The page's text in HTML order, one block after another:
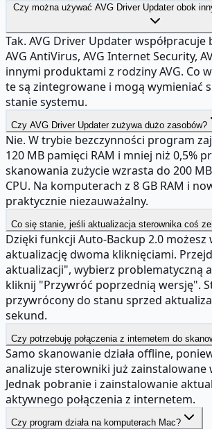
Czy można używać AVG Driver Updater obok
Tak. AVG Driver Updater
AVG AntiVirus, AVG Internet Security,
innymi produktami z rodziny AVG. Co
te są zintegrowane i mogą wymieniać
stanie systemu.
Czy AVG Driver Updater zużywa dużo zasobów?
Nie. W trybie bezczynności program
120 MB pamięci RAM i mniej niż 0,5%
skanowania zużycie wzrasta do 200
CPU. Na komputerach z 8 GB RAM i
praktycznie niezauważalny.
Co się stanie, jeśli aktualizacja sterownika coś
Dzięki funkcji Auto-Backup 2.0 możesz
aktualizację dwoma kliknięciami.
aktualizacji", wybierz problematyczną
kliknij "Przywróć poprzednią wersję".
przywrócony do stanu sprzed
sekund.
Czy potrzebuję połączenia z internetem do
Samo skanowanie działa offline,
analizuje sterowniki już zainstalowane
Jednak pobranie i zainstalowanie
aktywnego połączenia z internetem.
Czy program działa na komputerach Mac?